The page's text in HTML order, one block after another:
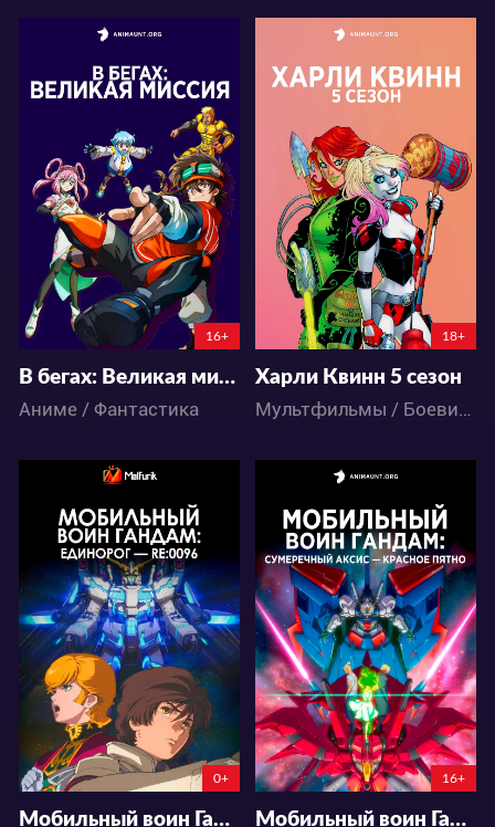
76221
170 81
16+
В бегах: Великая миссия
Аниме / Фантастика
12811
84 30
18+
Харли Квинн 5 сезон
Мультфильмы / Боевик / Детектив / Комедия / Приключения / Фантастика / Фэнтези
9350
11 9
0+
Мобильный воин Гандам: Единорог — RE:0096
4806
3 0
16+
Мобильный воин Гандам: Сумеречный Аксис — Красное пятно